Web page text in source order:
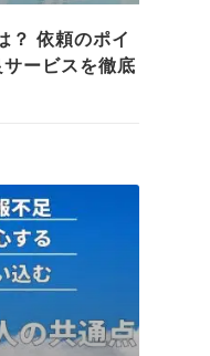
？ 依頼のポイ
ービスを徹底